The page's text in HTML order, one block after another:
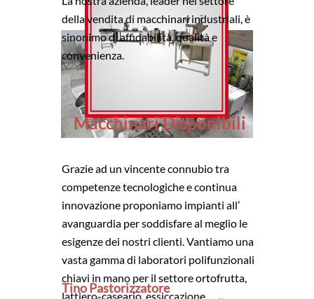
della vendita di macchinari industriali, è
sinonimo di affidabilità, qualità e
convenienza.
Tino Pastorizzatore
Grazie ad un vincente connubio tra
competenze tecnologiche e continua
innovazione proponiamo impianti all’
avanguardia per soddisfare al meglio le
esigenze dei nostri clienti. Vantiamo una
vasta gamma di laboratori polifunzionali
chiavi in mano per il settore ortofrutta,
lattiero-caseario, essiccazione,
Macchinari Disponibili